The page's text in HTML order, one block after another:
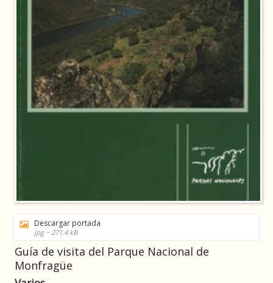
Descargar portada
jpg ~ 271.4 kB
Guía de visita del Parque Nacional de
Monfragüe